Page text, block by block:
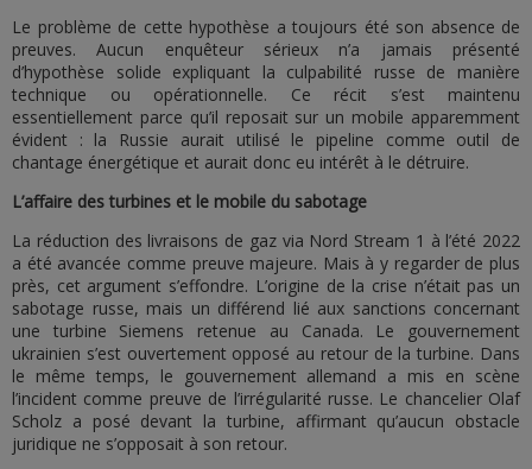
Le problème de cette hypothèse a toujours été son absence de
preuves. Aucun enquêteur sérieux n’a jamais présenté
d’hypothèse solide expliquant la culpabilité russe de manière
technique ou opérationnelle. Ce récit s’est maintenu
essentiellement parce qu’il reposait sur un mobile apparemment
évident : la Russie aurait utilisé le pipeline comme outil de
chantage énergétique et aurait donc eu intérêt à le détruire.
L’affaire des turbines et le mobile du sabotage
La réduction des livraisons de gaz via Nord Stream 1 à l’été 2022
a été avancée comme preuve majeure. Mais à y regarder de plus
près, cet argument s’effondre. L’origine de la crise n’était pas un
sabotage russe, mais un différend lié aux sanctions concernant
une turbine Siemens retenue au Canada. Le gouvernement
ukrainien s’est ouvertement opposé au retour de la turbine. Dans
le même temps, le gouvernement allemand a mis en scène
l’incident comme preuve de l’irrégularité russe. Le chancelier Olaf
Scholz a posé devant la turbine, affirmant qu’aucun obstacle
juridique ne s’opposait à son retour.